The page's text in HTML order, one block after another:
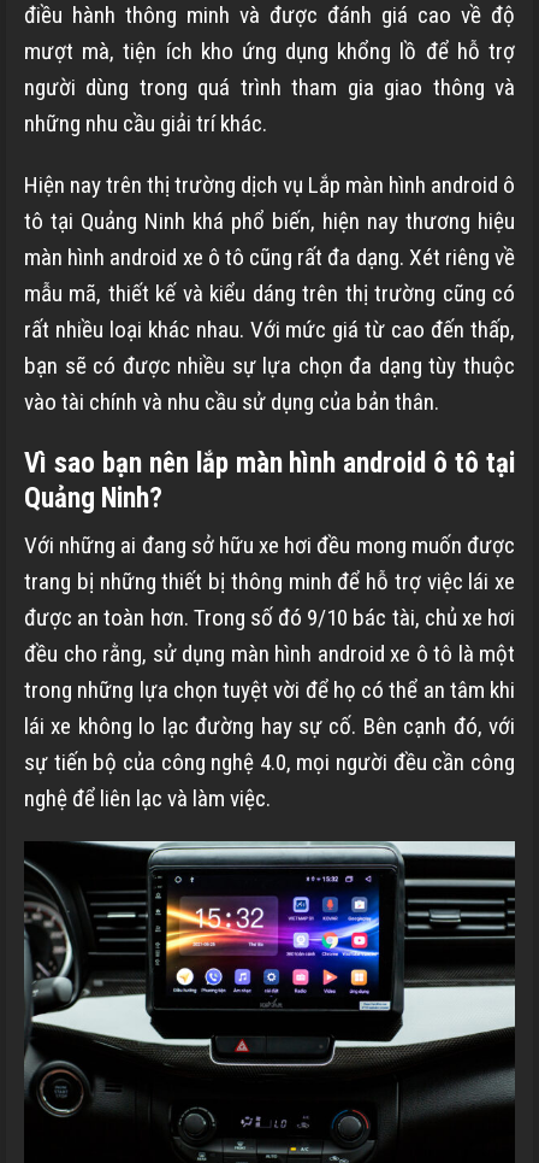
điều hành thông minh và được đánh giá cao về độ
mượt mà, tiện ích kho ứng dụng khổng lồ để hỗ trợ
người dùng trong quá trình tham gia giao thông và
những nhu cầu giải trí khác.
Hiện nay trên thị trường dịch vụ Lắp màn hình android ô
tô tại Quảng Ninh khá phổ biến, hiện nay thương hiệu
màn hình android xe ô tô cũng rất đa dạng. Xét riêng về
mẫu mã, thiết kế và kiểu dáng trên thị trường cũng có
rất nhiều loại khác nhau. Với mức giá từ cao đến thấp,
bạn sẽ có được nhiều sự lựa chọn đa dạng tùy thuộc
vào tài chính và nhu cầu sử dụng của bản thân.
Vì sao bạn nên lắp màn hình android ô tô tại
Quảng Ninh?
Với những ai đang sở hữu xe hơi đều mong muốn được
trang bị những thiết bị thông minh để hỗ trợ việc lái xe
được an toàn hơn. Trong số đó 9/10 bác tài, chủ xe hơi
đều cho rằng, sử dụng màn hình android xe ô tô là một
trong những lựa chọn tuyệt vời để họ có thể an tâm khi
lái xe không lo lạc đường hay sự cố. Bên cạnh đó, với
sự tiến bộ của công nghệ 4.0, mọi người đều cần công
nghệ để liên lạc và làm việc.